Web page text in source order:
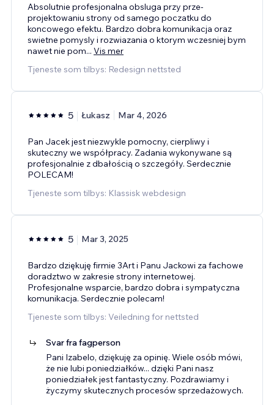
Absolutnie profesjonalna obsluga przy prze-
projektowaniu strony od samego poczatku do
koncowego efektu. Bardzo dobra komunikacja oraz
swietne pomysly i rozwiazania o ktorym wczesniej bym
nawet nie pom... Vis mer
Tjeneste som tilbys: Redesign nettsted
5 Łukasz Mar 4, 2026
Pan Jacek jest niezwykle pomocny, cierpliwy i
skuteczny we współpracy. Zadania wykonywane są
profesjonalnie z dbałością o szczegóły. Serdecznie
POLECAM!
Tjeneste som tilbys: Klassisk webdesign
5 Mar 3, 2025
Bardzo dziękuję firmie 3Art i Panu Jackowi za fachowe
doradztwo w zakresie strony internetowej.
Profesjonalne wsparcie, bardzo dobra i sympatyczna
komunikacja. Serdecznie polecam!
Tjeneste som tilbys: Veiledning for nettsted
Svar fra fagperson
Pani Izabelo, dziękuję za opinię. Wiele osób mówi,
że nie lubi poniedziałków... dzięki Pani nasz
poniedziałek jest fantastyczny. Pozdrawiamy i
życzymy skutecznych procesów sprzedażowych.